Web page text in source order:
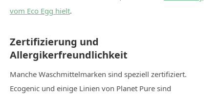
vom Eco Egg hielt.
Zertifizierung und
Allergikerfreundlichkeit
Manche Waschmittelmarken sind speziell zertifiziert.
Ecogenic und einige Linien von Planet Pure sind